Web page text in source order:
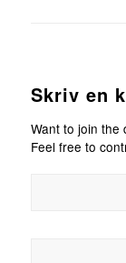
Skriv en
Want to join the
Feel free to